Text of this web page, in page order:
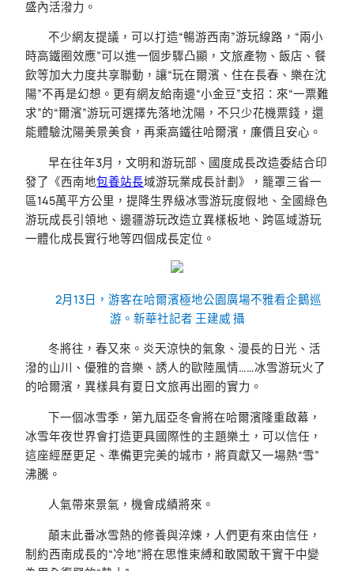
盛內活潑力。
不少網友提議，可以打造“暢游西南”游玩線路，“兩小
時高鐵圈效應”可以進一個步驟凸顯，文旅產物、飯店、餐
飲等加大力度共享聯動，讓“玩在爾濱、住在長春、樂在沈
陽”不再是幻想。更有網友給南邊“小金豆”支招：來“一票難
求”的“爾濱”游玩可選擇先落地沈陽，不只少花機票錢，還
能體驗沈陽美景美食，再乘高鐵往哈爾濱，廉價且安心。
早在往年3月，文明和游玩部、國度成長改造委結合印
發了《西南地包養站長域游玩業成長計劃》，籠罩三省一
區145萬平方公里，提降生界級冰雪游玩度假地、全國綠色
游玩成長引領地、邊疆游玩改造立異樣板地、跨區域游玩
一體化成長實行地等四個成長定位。
2月13日，游客在哈爾濱極地公園廣場不雅看企鵝巡
游。新華社記者 王建威 攝
冬將往，春又來。炎天涼快的氣象、漫長的日光、活
潑的山川、優雅的音樂、誘人的歐陸風情……冰雪游玩火了
的哈爾濱，異樣具有夏日文旅再出圈的實力。
下一個冰雪季，第九屆亞冬會將在哈爾濱隆重啟幕，
冰雪年夜世界會打造更具國際性的主題樂土，可以信任，
這座經歷更足、準備更完美的城市，將貢獻又一場熱“雪”
沸騰。
人氣帶來景氣，機會成績將來。
顛末此番冰雪熱的修養與淬煉，人們更有來由信任，
制約西南成長的“冷地”將在思惟束縛和敢闖敢干實干中變